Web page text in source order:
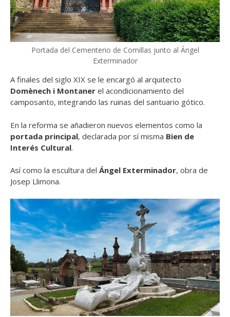
Portada del Cementerio de Comillas junto al Ángel
Exterminador
A finales del siglo XIX se le encargó al arquitecto
Domènech i Montaner el acondicionamiento del
camposanto, integrando las ruinas del santuario gótico.
En la reforma se añadieron nuevos elementos como la
portada principal, declarada por sí misma Bien de
Interés Cultural.
Así como la escultura del Ángel Exterminador, obra de
Josep Llimona.